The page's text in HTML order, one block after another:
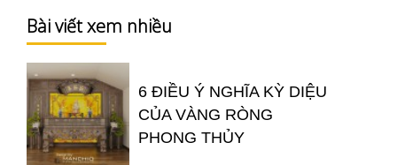
Bài viết xem nhiều
6 ĐIỀU Ý NGHĨA KỲ DIỆU
CỦA VÀNG RÒNG
PHONG THỦY